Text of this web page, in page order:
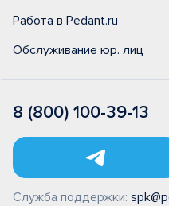
Работа в Pedant.ru
Обслуживание юр. лиц
8 (800) 100-39-13
Служба поддержки: